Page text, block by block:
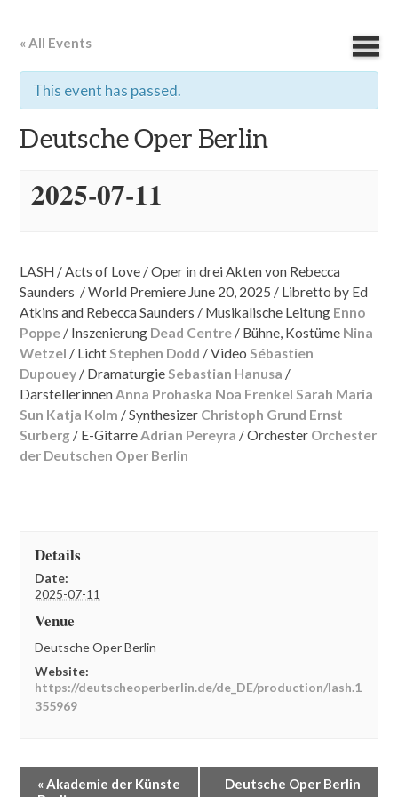
« All Events
This event has passed.
Deutsche Oper Berlin
2025-07-11
LASH / Acts of Love /Oper in drei Akten von Rebecca
Saunders / World Premiere June 20, 2025 / Libretto by Ed
Atkins and Rebecca Saunders / Musikalische Leitung Enno
Poppe / Inszenierung Dead Centre / Bühne, Kostüme Nina
Wetzel / LichtStephen Dodd / VideoSébastien
Dupouey / DramaturgieSebastian Hanusa /
DarstellerinnenAnna Prohaska Noa Frenkel Sarah Maria
Sun Katja Kolm / Synthesizer Christoph Grund Ernst
Surberg / E-GitarreAdrian Pereyra / Orchester Orchester
der Deutschen Oper Berlin
Details
Date:
2025-07-11
Venue
Deutsche Oper Berlin
Website:
https://deutscheoperberlin.de/de_DE/production/lash.1
355969
«Akademie der Künste
Deutsche Oper Berlin